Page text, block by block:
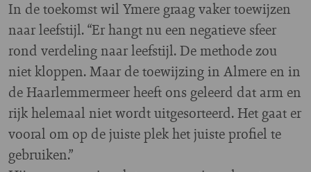
In de toekomst wil Ymere graag vaker toewijzen
naar leefstijl. “Er hangt nu een negatieve sfeer
rond verdeling naar leefstijl. De methode zou
niet kloppen. Maar de toewijzing in Almere en in
de Haarlemmermeer heeft ons geleerd dat arm en
rijk helemaal niet wordt uitgesorteerd. Het gaat er
vooral om op de juiste plek het juiste profiel te
gebruiken.”